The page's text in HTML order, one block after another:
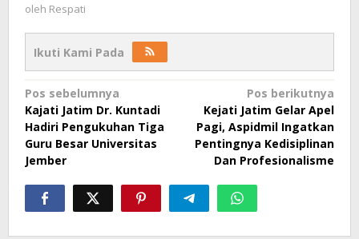
oleh Respati
Ikuti Kami Pada
Navigasi
pos
Pos sebelumnya
Kajati Jatim Dr. Kuntadi
Hadiri Pengukuhan Tiga
Guru Besar Universitas
Jember
Pos berikutnya
Kejati Jatim Gelar Apel
Pagi, Aspidmil Ingatkan
Pentingnya Kedisiplinan
Dan Profesionalisme